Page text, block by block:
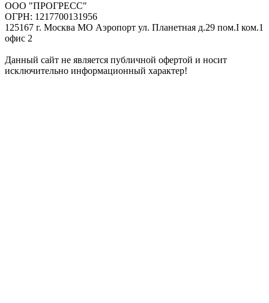
ООО "ПРОГРЕСС"
ОГРН: 1217700131956
125167 г. Москва МО Аэропорт ул. Планетная д.29 пом.I ком.1
офис 2
Данный сайт не является публичной офертой и носит
исключительно информационный характер!